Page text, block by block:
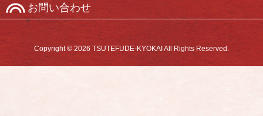
お問い合わせ
Copyright © 2026 TSUTEFUDE-KYOKAI All Rights Reserved.